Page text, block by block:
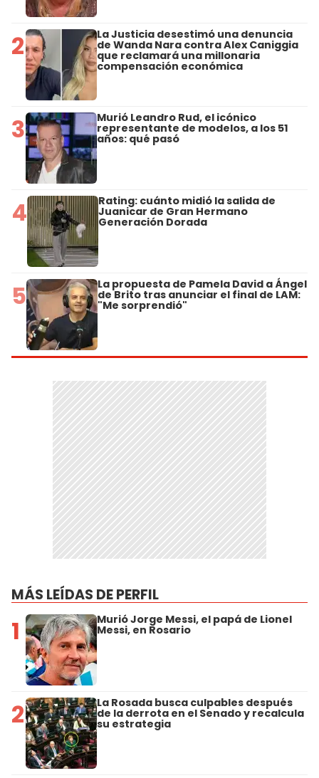
2 La Justicia desestimó una denuncia
de Wanda Nara contra Alex Caniggia
que reclamará una millonaria
compensación económica
3 Murió Leandro Rud, el icónico
representante de modelos, a los 51
años: qué pasó
4 Rating: cuánto midió la salida de
Juanicar de Gran Hermano
Generación Dorada
5 La propuesta de Pamela David a Ángel
de Brito tras anunciar el final de LAM:
"Me sorprendió"
MÁS LEÍDAS DE PERFIL
1 Murió Jorge Messi, el papá de Lionel
Messi, en Rosario
2 La Rosada busca culpables después
de la derrota en el Senado y recalcula
su estrategia